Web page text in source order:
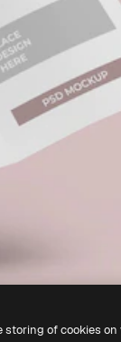
storing of cookies